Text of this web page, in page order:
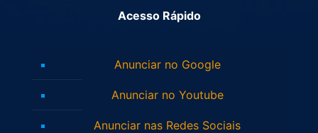
Acesso Rápido
Anunciar no Google
Anunciar no Youtube
Anunciar nas Redes Sociais